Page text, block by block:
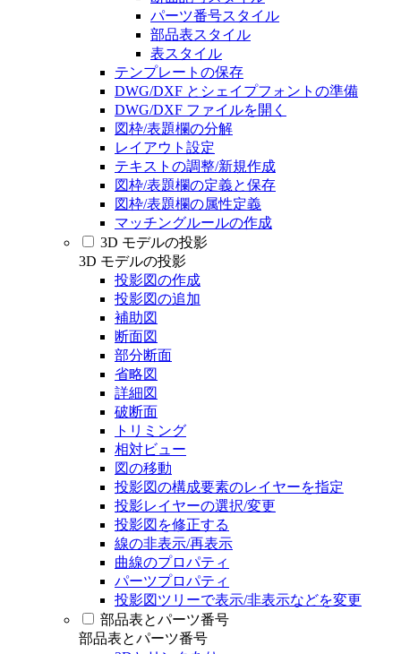
パーツ番号スタイル
部品表スタイル
表スタイル
テンプレートの保存
DWG/DXF とシェイプフォントの準備
DWG/DXF ファイルを開く
図枠/表題欄の分解
レイアウト設定
テキストの調整/新規作成
図枠/表題欄の定義と保存
図枠/表題欄の属性定義
マッチングルールの作成
3D モデルの投影
3D モデルの投影
投影図の作成
投影図の追加
補助図
断面図
部分断面
省略図
詳細図
破断面
トリミング
相対ビュー
図の移動
投影図の構成要素のレイヤーを指定
投影レイヤーの選択/変更
投影図を修正する
線の非表示/再表示
曲線のプロパティ
パーツプロパティ
投影図ツリーで表示/非表示などを変更
部品表とパーツ番号
部品表とパーツ番号